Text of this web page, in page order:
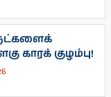
காரக் குழம்பு!